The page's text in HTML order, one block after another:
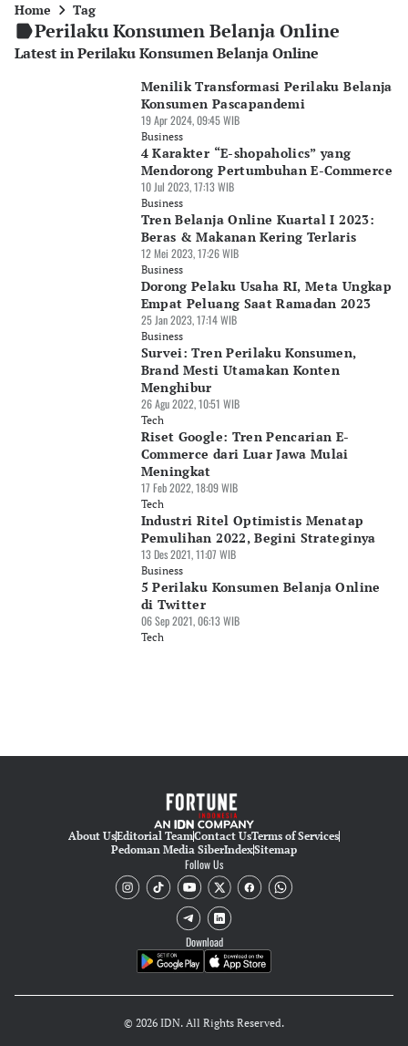
Home Tag
Perilaku Konsumen Belanja Online
Latest in Perilaku Konsumen Belanja Online
Menilik Transformasi Perilaku Belanja
Konsumen Pascapandemi
19 Apr 2024, 09:45 WIB
Business
4 Karakter “E-shopaholics” yang
Mendorong Pertumbuhan E-Commerce
10 Jul 2023, 17:13 WIB
Business
Tren Belanja Online Kuartal I 2023:
Beras & Makanan Kering Terlaris
12 Mei 2023, 17:26 WIB
Business
Dorong Pelaku Usaha RI, Meta Ungkap
Empat Peluang Saat Ramadan 2023
25 Jan 2023, 17:14 WIB
Business
Survei: Tren Perilaku Konsumen,
Brand Mesti Utamakan Konten
Menghibur
26 Agu 2022, 10:51 WIB
Tech
Riset Google: Tren Pencarian E-
Commerce dari Luar Jawa Mulai
Meningkat
17 Feb 2022, 18:09 WIB
Tech
Industri Ritel Optimistis Menatap
Pemulihan 2022, Begini Strateginya
13 Des 2021, 11:07 WIB
Business
5 Perilaku Konsumen Belanja Online
di Twitter
06 Sep 2021, 06:13 WIB
Tech
About UsEditorial TeamContact UsTerms of Services
Pedoman Media SiberIndexSitemap
Follow Us
Download
© 2026 IDN. All Rights Reserved.